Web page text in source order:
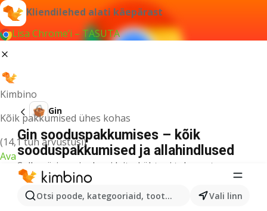
Kliendilehed alati käepärast
Lisa Chrome’i – TASUTA
Kimbino
Kõik pakkumised ühes kohas
(14,1 tuh arvustusi)
Ava
Otsi poode, kategooriaid, tooteid... Vali linn
Gin
Gin sooduspakkumises – kõik
sooduspakkumised ja allahindlused
Selle päringu jaoks ei leitud ühtegi tulemust.
Veel kliendilehti kategooriast